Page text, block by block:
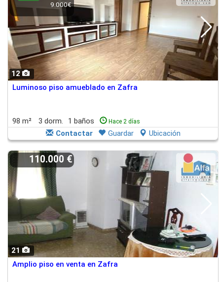
12
9.000€
Luminoso piso amueblado en Zafra
98 m² 3 dorm. 1 baños Hace 2 días
Contactar Guardar Ubicación
21
110.000 €
Amplio piso en venta en Zafra